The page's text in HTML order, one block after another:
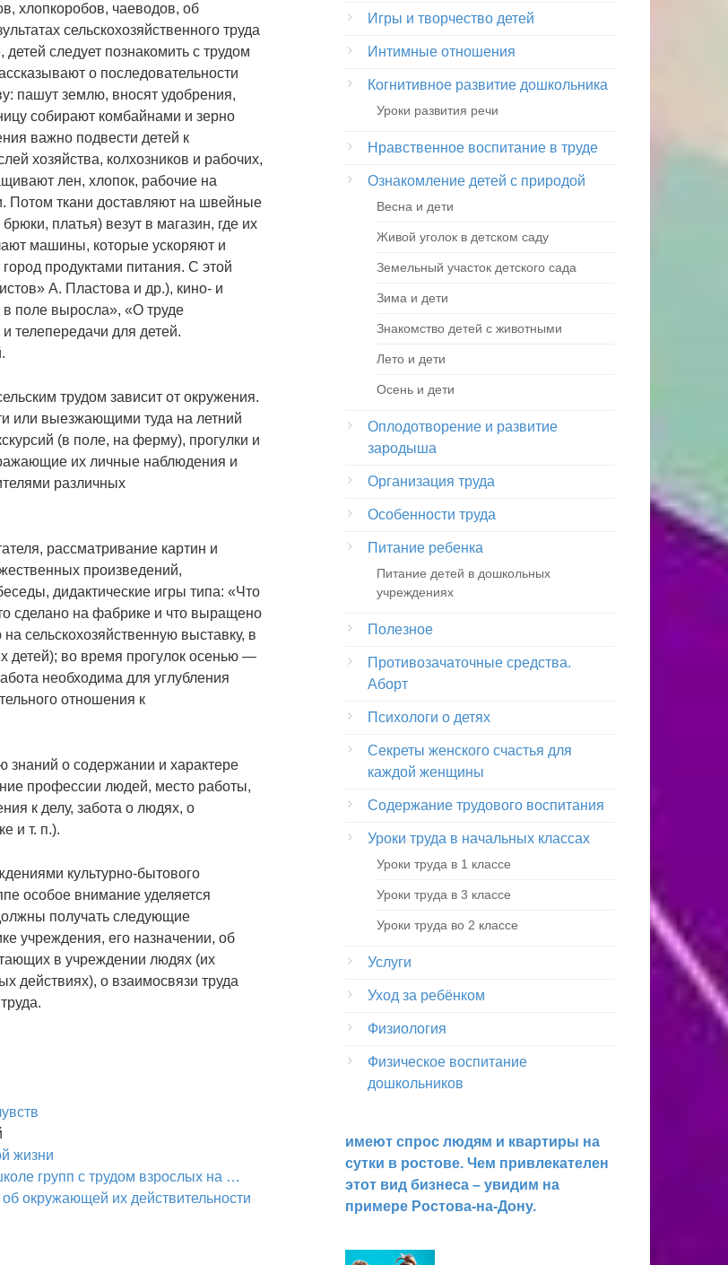
хлопкоробов, чаеводов, об
сельскохозяйственного труда
следует познакомить с трудом
о последовательности
пашут землю, вносят удобрения,
собирают комбайнами и зерно
важно подвести детей к
хозяйства, колхозников и рабочих,
лен, хлопок, рабочие на
Потом ткани доставляют на швейные
платья) везут в магазин, где их
машины, которые ускоряют и
продуктами питания. С этой
А. Пластова и др.), кино- и
поле выросла», «О труде
телепередачи для детей.
трудом зависит от окружения.
или выезжающими туда на летний
(в поле, на ферму), прогулки и
их личные наблюдения и
различных
рассматривание картин и
произведений,
дидактические игры типа: «Что
сделано на фабрике и что выращено
сельскохозяйственную выставку, в
детей); во время прогулок осенью —
необходима для углубления
отношения к
знаний о содержании и характере
профессии людей, место работы,
к делу, забота о людях, о
и т. п.).
культурно-бытового
особое внимание уделяется
получать следующие
учреждения, его назначении, об
в учреждении людях (их
действиях), о взаимосвязи труда
жизни
групп с трудом взрослых на …
окружающей их действительности
Игры и творчество детей
Интимные отношения
Когнитивное развитие дошкольника
Уроки развития речи
Нравственное воспитание в труде
Ознакомление детей с природой
Весна и дети
Живой уголок в детском саду
Земельный участок детского сада
Зима и дети
Знакомство детей с животными
Лето и дети
Осень и дети
Оплодотворение и развитие
зародыша
Организация труда
Особенности труда
Питание ребенка
Питание детей в дошкольных
учреждениях
Полезное
Противозачаточные средства.
Аборт
Психологи о детях
Секреты женского счастья для
каждой женщины
Содержание трудового воспитания
Уроки труда в начальных классах
Уроки труда в 1 классе
Уроки труда в 3 классе
Уроки труда во 2 классе
Услуги
Уход за ребёнком
Физиология
Физическое воспитание
дошкольников
имеют спрос людям и квартиры на
сутки в ростове. Чем привлекателен
этот вид бизнеса – увидим на
примере Ростова-на-Дону.